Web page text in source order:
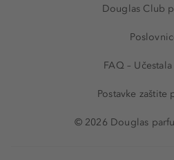
Douglas Club
FAQ –
Postavke zaštite
© 2026 Douglas